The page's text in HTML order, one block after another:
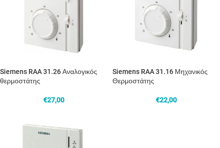
Siemens RAA 31.26 Αναλογικός
θερμοστάτης
€27,00
Siemens RAA 31.16 Μηχανικός
Θερμοστάτης
€22,00